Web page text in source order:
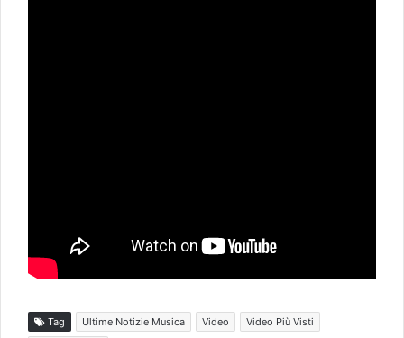
Tag Ultime Notizie Musica Video
Video Più Visti